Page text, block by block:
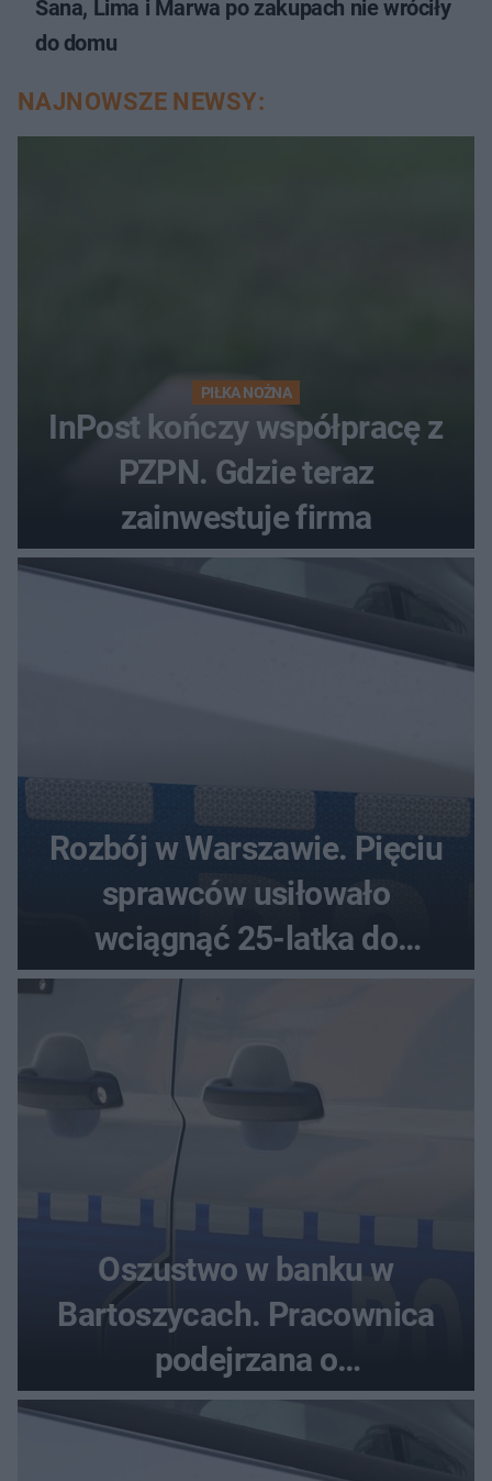
Sana, Lima i Marwa po zakupach nie wróciły
do domu
NAJNOWSZE NEWSY:
PIŁKA NOŻNA
InPost kończy współpracę z
PZPN. Gdzie teraz
zainwestuje firma
Rozbój w Warszawie. Pięciu
sprawców usiłowało
wciągnąć 25-latka do
samochodu
Oszustwo w banku w
Bartoszycach. Pracownica
podejrzana o
przywłaszczenie 470 000 zł